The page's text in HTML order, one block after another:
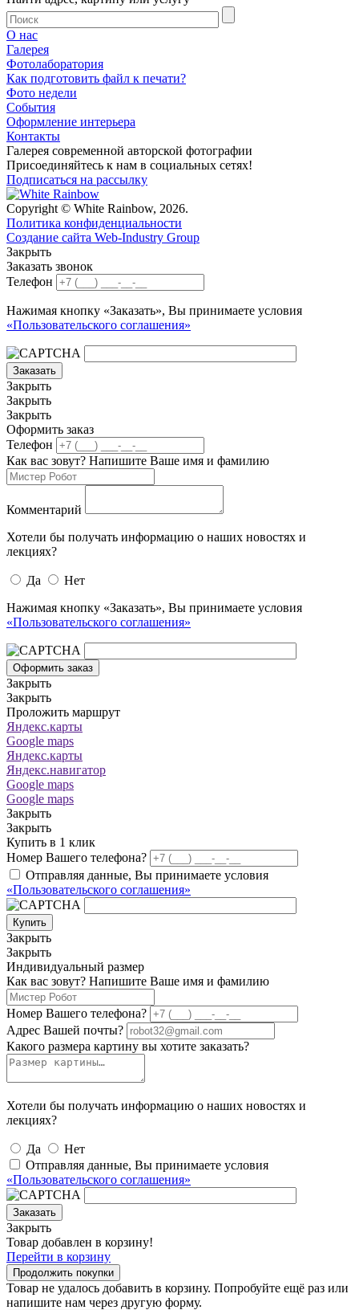
О нас
Галерея
Фотолаборатория
Как подготовить файл к печати?
Фото недели
События
Оформление интерьера
Контакты
Галерея современной авторской фотографии
Присоединяйтесь к нам в социальных сетях!
Подписаться на рассылку
Copyright © White Rainbow, 2026.
Политика конфиденциальности
Создание сайта Web-Industry Group
Закрыть
Заказать звонок
Телефон
Нажимая кнопку «Заказать», Вы принимаете условия
«Пользовательского соглашения»
Заказать
Закрыть
Закрыть
Закрыть
Оформить заказ
Телефон
Как вас зовут? Напишите Ваше имя и фамилию
Комментарий
Хотели бы получать информацию о наших новостях и
лекциях?
Да
Нет
Нажимая кнопку «Заказать», Вы принимаете условия
«Пользовательского соглашения»
Оформить заказ
Закрыть
Закрыть
Проложить маршрут
Яндекс.карты
Google maps
Яндекс.карты
Яндекс.навигатор
Google maps
Google maps
Закрыть
Закрыть
Купить в 1 клик
Номер Вашего телефона?
Отправляя данные, Вы принимаете условия
«Пользовательского соглашения»
Купить
Закрыть
Закрыть
Индивидуальный размер
Как вас зовут? Напишите Ваше имя и фамилию
Номер Вашего телефона?
Адрес Вашей почты?
Какого размера картину вы хотите заказать?
Хотели бы получать информацию о наших новостях и
лекциях?
Да
Нет
Отправляя данные, Вы принимаете условия
«Пользовательского соглашения»
Заказать
Закрыть
Товар добавлен в корзину!
Перейти в корзину
Продолжить покупки
Товар не удалось добавить в корзину. Попробуйте ещё раз или
напишите нам через другую форму.